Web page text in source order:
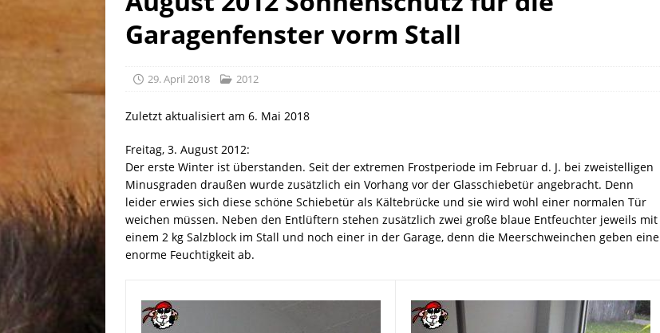
Garagenfenster vorm Stall
29. April 2018 2012
Zuletzt aktualisiert am 6. Mai 2018
Freitag, 3. August 2012:
Der erste Winter ist überstanden. Seit der extremen Frostperiode im Februar d. J. bei zweistelligen
Minusgraden draußen wurde zusätzlich ein Vorhang vor der Glasschiebetür angebracht. Denn
leider erwies sich diese schöne Schiebetür als Kältebrücke und sie wird wohl einer normalen Tür
weichen müssen. Neben den Entlüftern stehen zusätzlich zwei große blaue Entfeuchter jeweils mit
einem 2 kg Salzblock im Stall und noch einer in der Garage, denn die Meerschweinchen geben eine
enorme Feuchtigkeit ab.